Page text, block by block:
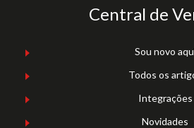
Central de
Sou novo
Todos os
Integrações
Novidades